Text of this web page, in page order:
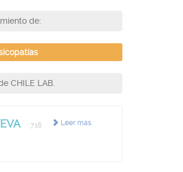
de:
CHILE LAB.
Leer más
716